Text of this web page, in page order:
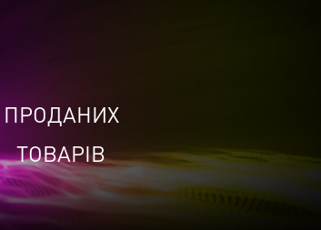
ПРОДАНИХ
ТОВАРІВ